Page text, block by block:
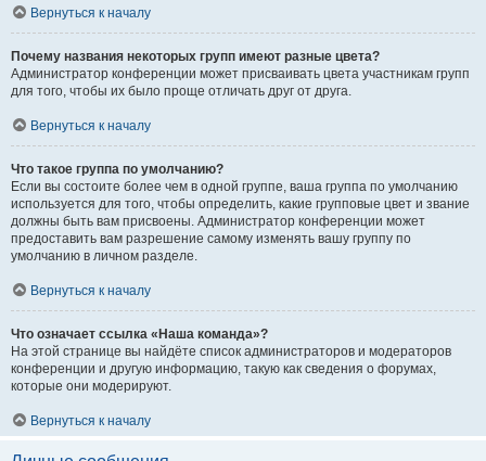
Вернуться к началу
Почему названия некоторых групп имеют разные цвета?
Администратор конференции может присваивать цвета участникам групп
для того, чтобы их было проще отличать друг от друга.
Вернуться к началу
Что такое группа по умолчанию?
Если вы состоите более чем в одной группе, ваша группа по умолчанию
используется для того, чтобы определить, какие групповые цвет и звание
должны быть вам присвоены. Администратор конференции может
предоставить вам разрешение самому изменять вашу группу по
умолчанию в личном разделе.
Вернуться к началу
Что означает ссылка «Наша команда»?
На этой странице вы найдёте список администраторов и модераторов
конференции и другую информацию, такую как сведения о форумах,
которые они модерируют.
Вернуться к началу